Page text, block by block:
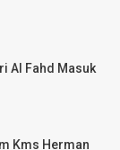
Al Fahd Masuk
Kms Herman